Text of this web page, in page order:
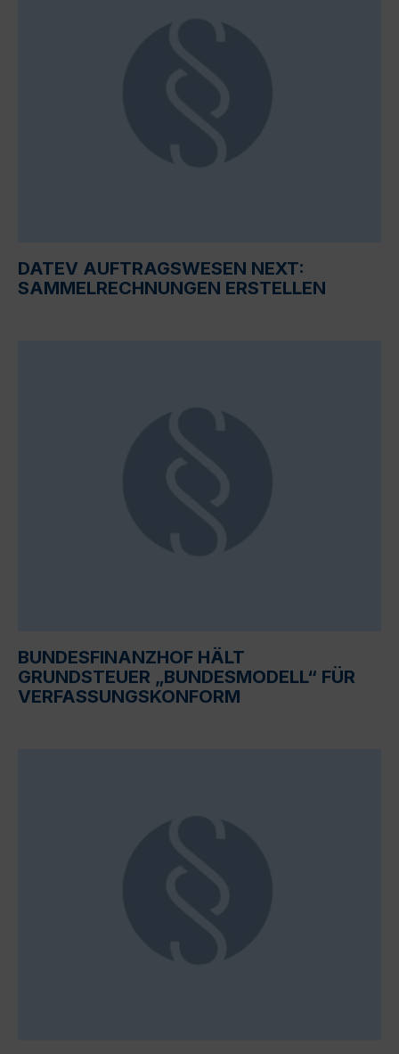
DATEV AUFTRAGSWESEN NEXT:
SAMMELRECHNUNGEN ERSTELLEN
BUNDESFINANZHOF HÄLT
GRUNDSTEUER „BUNDESMODELL“ FÜR
VERFASSUNGSKONFORM